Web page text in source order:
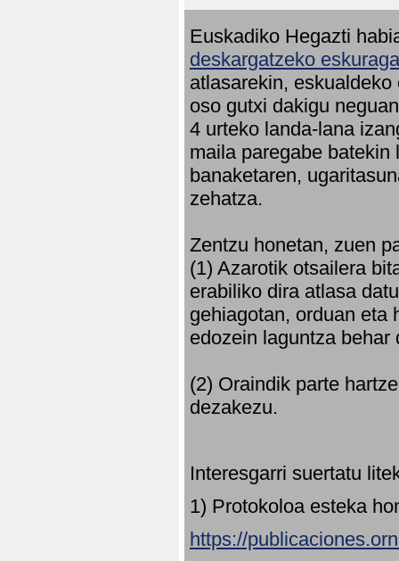
Euskadiko Hegazti
deskargatzeko
atlasarekin,
oso gutxi dakigu
4 urteko landa-lana
maila paregabe
banaketaren,
zehatza.
Zentzu honetan, zuen
(1) Azarotik otsailera
erabiliko dira atlasa
gehiagotan, orduan eta
edozein laguntza behar
(2) Oraindik parte
dezakezu.
Interesgarri suertatu
1) Protokoloa esteka
https://